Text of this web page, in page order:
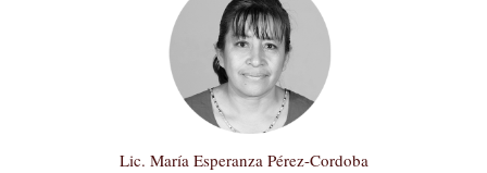
Lic. María Esperanza Pérez-Cordoba